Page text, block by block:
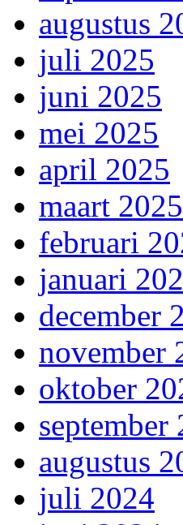
augustus
juli 2025
juni 2025
mei 2025
april 2025
maart 2025
februari
januari
december
november
oktober
september
augustus
juli 2024